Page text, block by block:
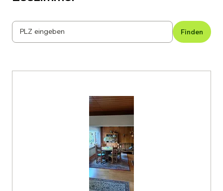
PLZ eingeben Finden